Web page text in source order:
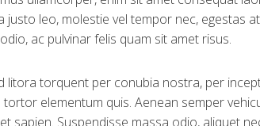
leo, molestie vel tempor nec, egestas
ac pulvinar felis quam sit amet risus.
litora torquent per conubia nostra, per
elementum quis. Aenean semper
sapien. Suspendisse massa odio, aliquet